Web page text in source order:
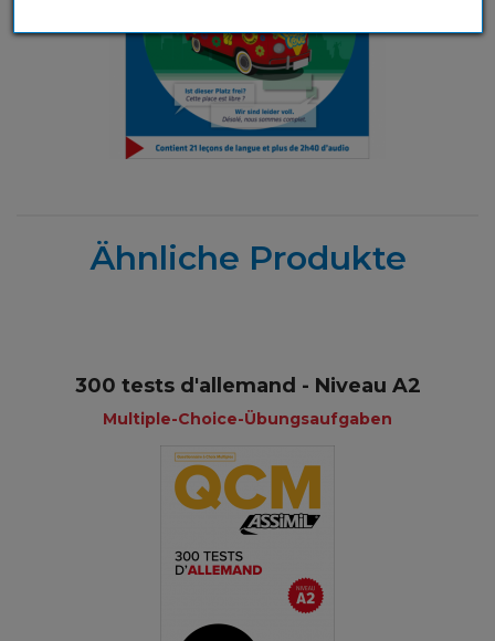
Ähnliche Produkte
300 tests d'allemand - Niveau A2
Multiple-Choice-Übungsaufgaben